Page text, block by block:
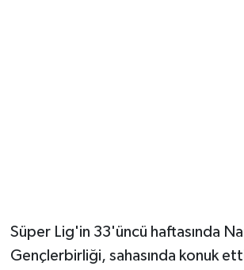
Süper Lig'in 33'üncü haftasında
Gençlerbirliği, sahasında konuk